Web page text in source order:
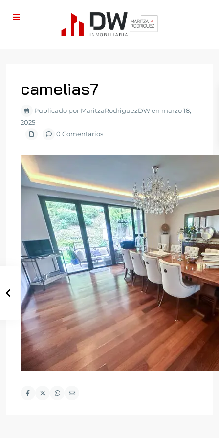
camelias7
Publicado por MaritzaRodriguezDW en marzo 18,
2025
0 Comentarios